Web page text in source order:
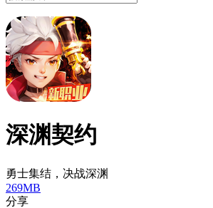
深渊契约
勇士集结，决战深渊
269MB
分享